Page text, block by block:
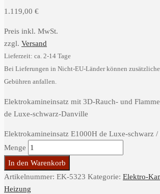
1.119,00 €
Preis inkl. MwSt.
zzgl. Versand
Lieferzeit: ca. 2-14 Tage
Bei Lieferungen in Nicht-EU-Länder können
Gebühren anfallen.
Elektrokamineinsatz mit 3D-Rauch- und
de Luxe-schwarz-Danville
Elektrokamineinsatz E1000H de Luxe-schwarz
Menge
In den Warenkorb
Artikelnummer: EK-5323 Kategorie: Elektro-
Heizung